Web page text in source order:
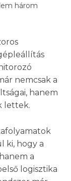
három
nemcsak a
hanem
lettek.
ki, hogy a
a
logisztika